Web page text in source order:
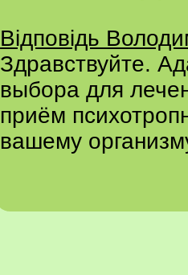
Відповідь
Здравствуйте.
выбора для
приём
вашему